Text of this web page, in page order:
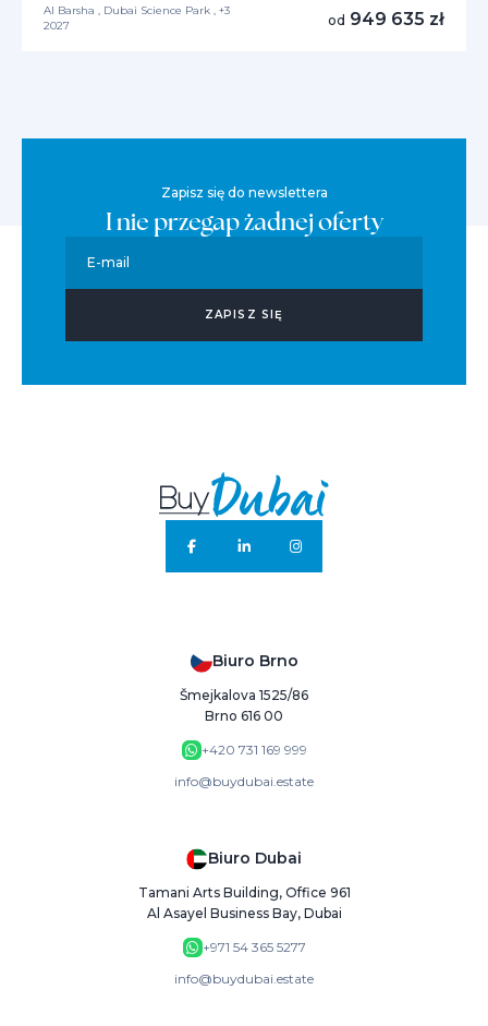
Al Barsha , Dubai Science Park , +3
2027
od 949 635 zł
Zapisz się do newslettera
I nie przegap żadnej oferty
E-mail
ZAPISZ SIĘ
Biuro Brno
Šmejkalova 1525/86
Brno 616 00
+420 731 169 999
info@buydubai.estate
Biuro Dubai
Tamani Arts Building, Office 961
Al Asayel Business Bay, Dubai
+971 54 365 5277
info@buydubai.estate